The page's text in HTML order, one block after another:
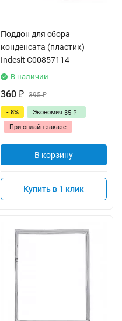
Поддон для сбора
конденсата (пластик)
Indesit C00857114
В наличии
360 ₽ 395₽
- 8% Экономия 35 ₽
При онлайн-заказе
В корзину
Купить в 1 клик